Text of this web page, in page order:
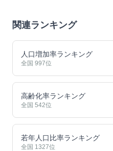
関連ランキング
人口増加率ランキング
全国 997位
高齢化率ランキング
全国 542位
若年人口比率ランキング
全国 1327位